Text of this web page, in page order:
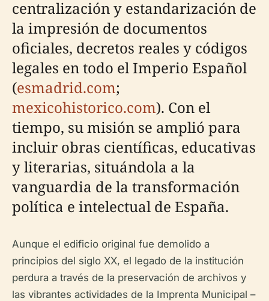
centralización y estandarización de
la impresión de documentos
oficiales, decretos reales y códigos
legales en todo el Imperio Español
(esmadrid.com;
mexicohistorico.com). Con el
tiempo, su misión se amplió para
incluir obras científicas, educativas
y literarias, situándola a la
vanguardia de la transformación
política e intelectual de España.
Aunque el edificio original fue demolido a
principios del siglo XX, el legado de la institución
perdura a través de la preservación de archivos y
las vibrantes actividades de la Imprenta Municipal –